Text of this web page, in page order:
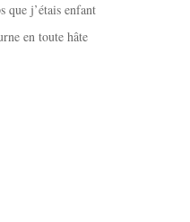
j’étais enfant
en toute hâte